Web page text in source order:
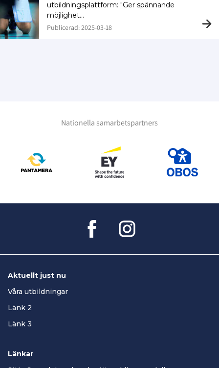
utbildningsplattform: "Ger spännande
möjlighet…
Publicerad: 2025-03-18
Nationella samarbetspartners
Aktuellt just nu
Våra utbildningar
Länk 2
Länk 3
Länkar